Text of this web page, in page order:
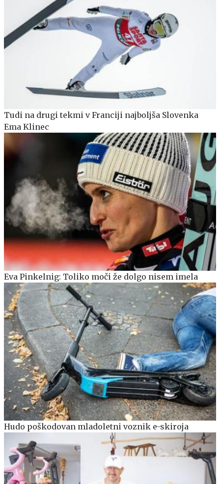
Tudi na drugi tekmi v Franciji najboljša Slovenka
Ema Klinec
Eva Pinkelnig: Toliko moči že dolgo nisem imela
Hudo poškodovan mladoletni voznik e-skiroja